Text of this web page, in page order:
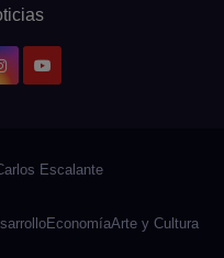
EconomíaArte y Cultura